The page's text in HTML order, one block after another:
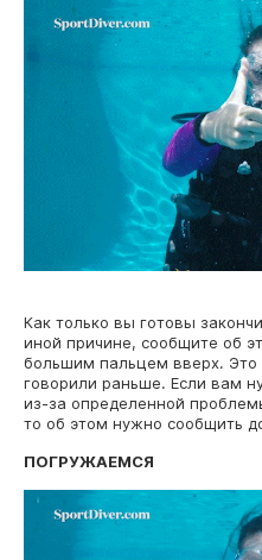
Как только вы готовы
иной причине, сообщите об
большим пальцем вверх.
говорили раньше. Если вам
из-за определенной
то об этом нужно сообщить
ПОГРУЖАЕМСЯ